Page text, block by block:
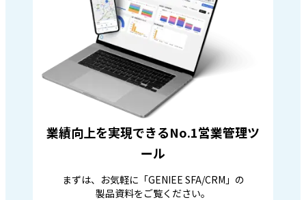
業績向上を実現できるNo.1営業管理ツ
ール
まずは、お気軽に「GENIEE SFA/CRM」の
製品資料をご覧ください。